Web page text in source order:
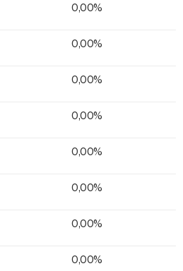
0,00%
0,00%
0,00%
0,00%
0,00%
0,00%
0,00%
0,00%